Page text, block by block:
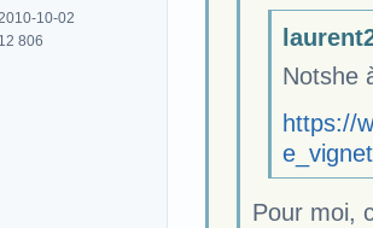
10-02
806
Notshe
https://
Pour moi,